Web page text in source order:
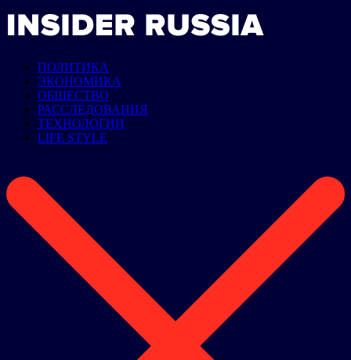
ПОЛИТИКА
ЭКОНОМИКА
ОБЩЕСТВО
РАССЛЕДОВАНИЯ
ТЕХНОЛОГИИ
LIFE STYLE